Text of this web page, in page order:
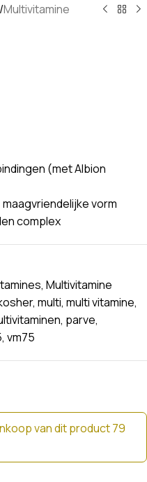
/Multivitamine
(met Albion
vorm
complex
, Multivitamine
, multi, multi vitamine,
, parve,
, vm75
van dit product 79